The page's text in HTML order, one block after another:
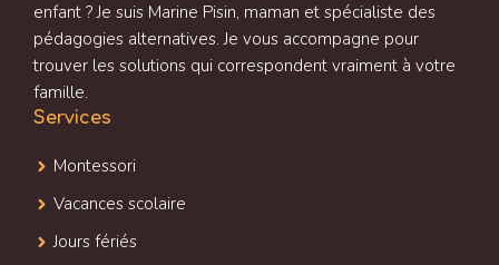
enfant ? Je suis Marine Pisin, maman et spécialiste des
pédagogies alternatives. Je vous accompagne pour
trouver les solutions qui correspondent vraiment à votre
famille.
Services
Montessori
Vacances scolaire
Jours fériés